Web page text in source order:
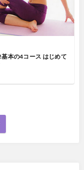
本の4コース はじめて